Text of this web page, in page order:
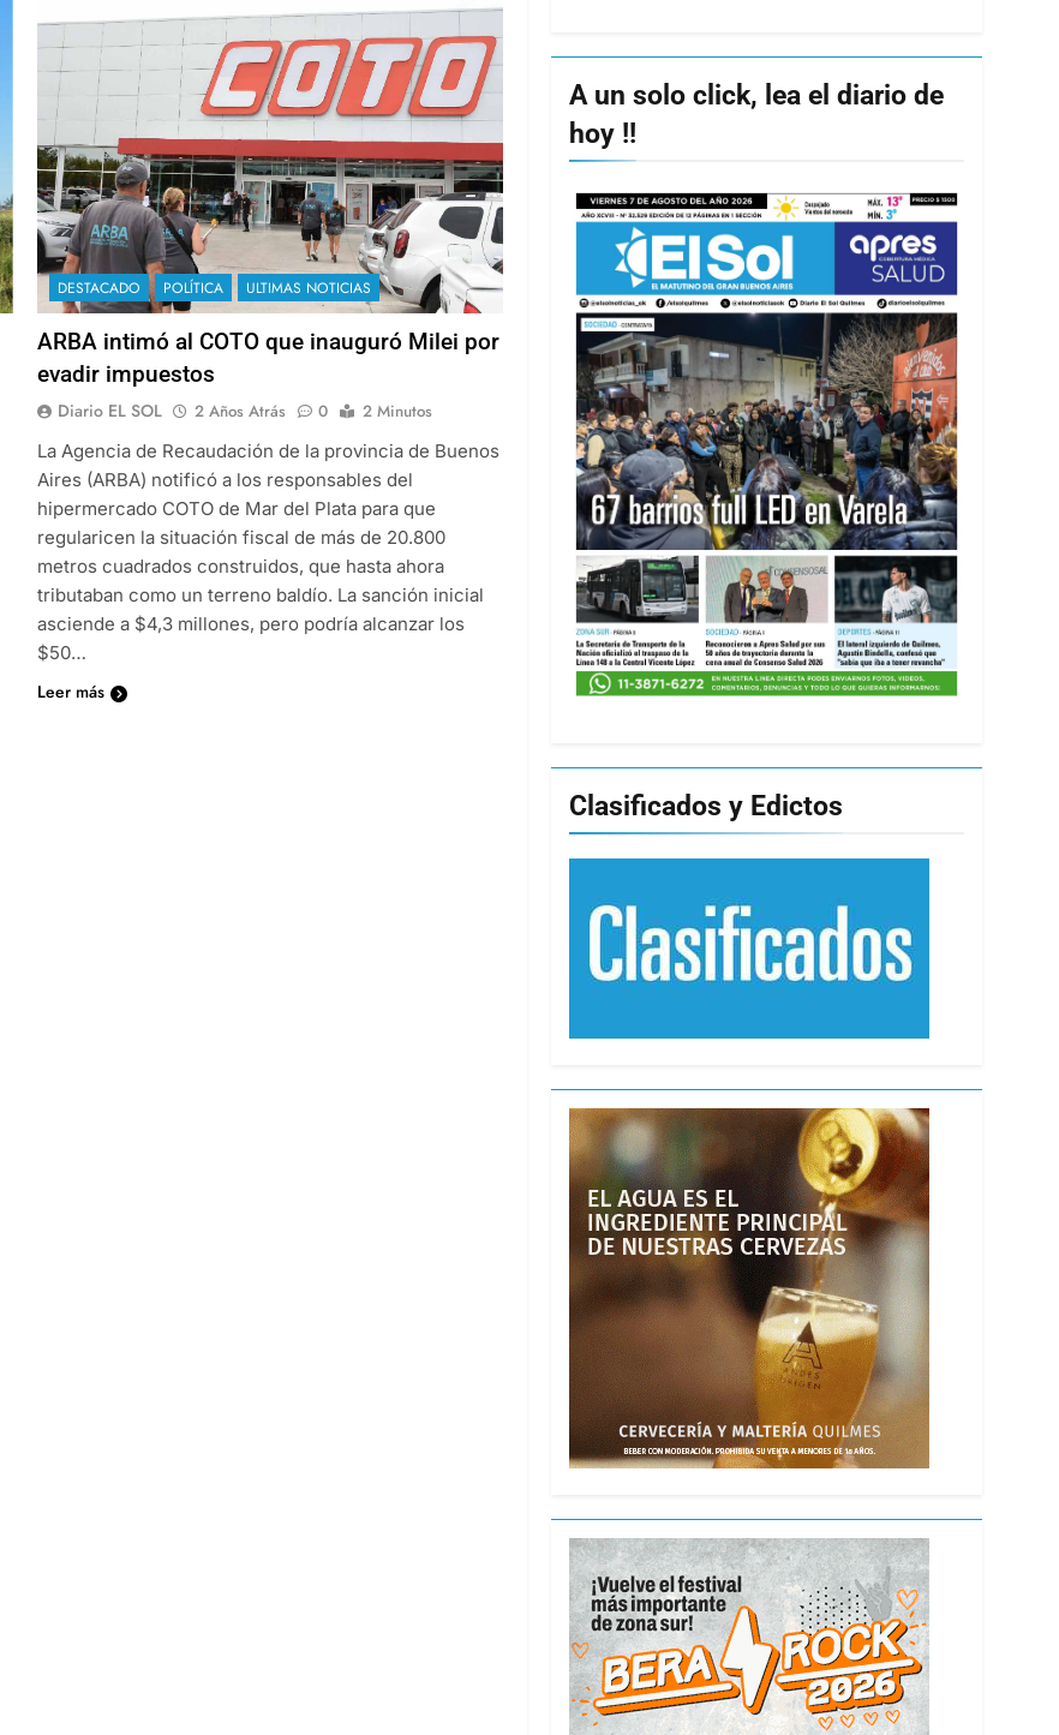
DESTACADO POLÍTICA ULTIMAS NOTICIAS
ARBA intimó al COTO que inauguró Milei por
evadir impuestos
Diario EL SOL 2 Años Atrás 0
2 Minutos
La Agencia de Recaudación de la provincia de Buenos
Aires (ARBA) notificó a los responsables del
hipermercado COTO de Mar del Plata para que
regularicen la situación fiscal de más de 20.800
metros cuadrados construidos, que hasta ahora
tributaban como un terreno baldío. La sanción inicial
asciende a $4,3 millones, pero podría alcanzar los
$50…
Leer más
A un solo click, lea el diario de
hoy !!
Clasificados y Edictos